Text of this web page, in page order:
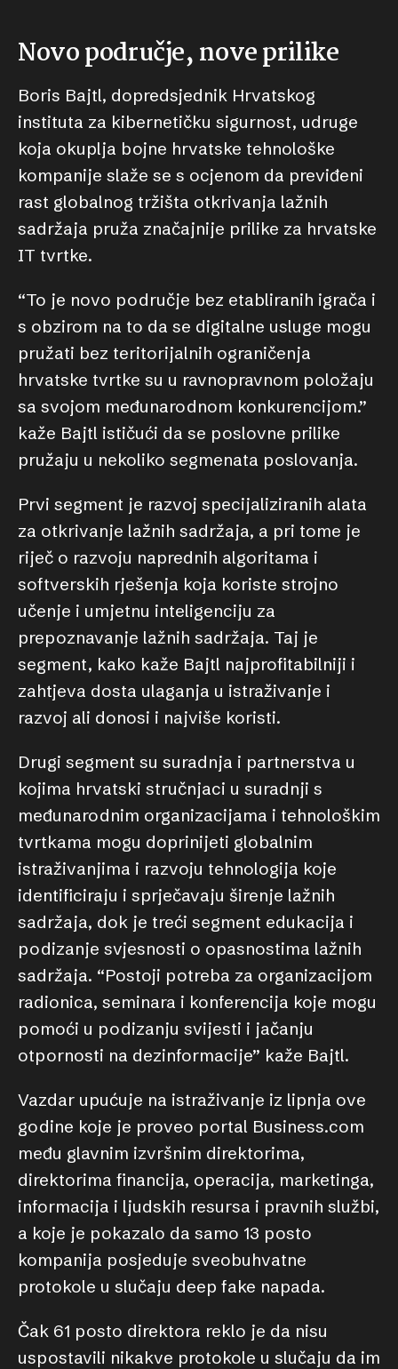
Novo područje, nove prilike
Boris Bajtl, dopredsjednik Hrvatskog
instituta za kibernetičku sigurnost, udruge
koja okuplja bojne hrvatske tehnološke
kompanije slaže se s ocjenom da previđeni
rast globalnog tržišta otkrivanja lažnih
sadržaja pruža značajnije prilike za hrvatske
IT tvrtke.
“To je novo područje bez etabliranih igrača i
s obzirom na to da se digitalne usluge mogu
pružati bez teritorijalnih ograničenja
hrvatske tvrtke su u ravnopravnom položaju
sa svojom međunarodnom konkurencijom.”
kaže Bajtl ističući da se poslovne prilike
pružaju u nekoliko segmenata poslovanja.
Prvi segment je razvoj specijaliziranih alata
za otkrivanje lažnih sadržaja, a pri tome je
riječ o razvoju naprednih algoritama i
softverskih rješenja koja koriste strojno
učenje i umjetnu inteligenciju za
prepoznavanje lažnih sadržaja. Taj je
segment, kako kaže Bajtl najprofitabilniji i
zahtjeva dosta ulaganja u istraživanje i
razvoj ali donosi i najviše koristi.
Drugi segment su suradnja i partnerstva u
kojima hrvatski stručnjaci u suradnji s
međunarodnim organizacijama i tehnološkim
tvrtkama mogu doprinijeti globalnim
istraživanjima i razvoju tehnologija koje
identificiraju i sprječavaju širenje lažnih
sadržaja, dok je treći segment edukacija i
podizanje svjesnosti o opasnostima lažnih
sadržaja. “Postoji potreba za organizacijom
radionica, seminara i konferencija koje mogu
pomoći u podizanju svijesti i jačanju
otpornosti na dezinformacije” kaže Bajtl.
Vazdar upućuje na istraživanje iz lipnja ove
godine koje je proveo portal Business.com
među glavnim izvršnim direktorima,
direktorima financija, operacija, marketinga,
informacija i ljudskih resursa i pravnih službi,
a koje je pokazalo da samo 13 posto
kompanija posjeduje sveobuhvatne
protokole u slučaju deep fake napada.
Čak 61 posto direktora reklo je da nisu
uspostavili nikakve protokole u slučaju da im